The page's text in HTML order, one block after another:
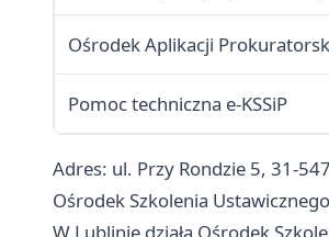
Ośrodek Aplikacji
Pomoc techniczna e-KSSiP
Adres: ul. Przy Rondzie 5, 31-
Ośrodek Szkolenia